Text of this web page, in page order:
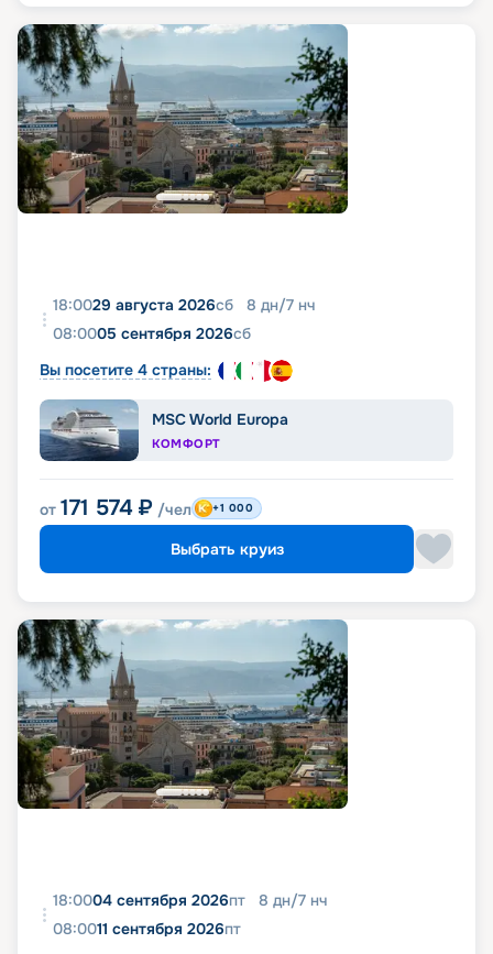
18:0029 августа 2026сб 8 дн/7 нч
08:0005 сентября 2026сб
Вы посетите 4 страны:
MSC World Europa
КОМФОРТ
от 171 574 ₽ /чел +1 000
Выбрать круиз
18:0004 сентября 2026пт 8 дн/7 нч
08:0011 сентября 2026пт